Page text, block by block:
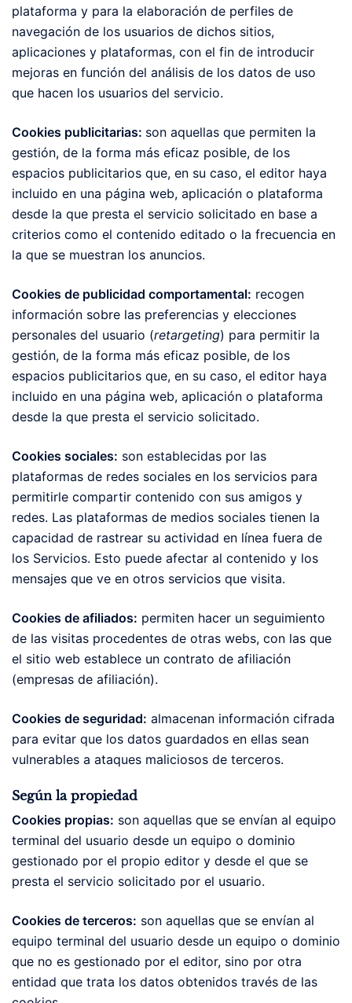
plataforma y para la elaboración de perfiles de
navegación de los usuarios de dichos sitios,
aplicaciones y plataformas, con el fin de introducir
mejoras en función del análisis de los datos de uso
que hacen los usuarios del servicio.
Cookies publicitarias: son aquellas que permiten la
gestión, de la forma más eficaz posible, de los
espacios publicitarios que, en su caso, el editor haya
incluido en una página web, aplicación o plataforma
desde la que presta el servicio solicitado en base a
criterios como el contenido editado o la frecuencia en
la que se muestran los anuncios.
Cookies de publicidad comportamental: recogen
información sobre las preferencias y elecciones
personales del usuario (retargeting) para permitir la
gestión, de la forma más eficaz posible, de los
espacios publicitarios que, en su caso, el editor haya
incluido en una página web, aplicación o plataforma
desde la que presta el servicio solicitado.
Cookies sociales: son establecidas por las
plataformas de redes sociales en los servicios para
permitirle compartir contenido con sus amigos y
redes. Las plataformas de medios sociales tienen la
capacidad de rastrear su actividad en línea fuera de
los Servicios. Esto puede afectar al contenido y los
mensajes que ve en otros servicios que visita.
Cookies de afiliados: permiten hacer un seguimiento
de las visitas procedentes de otras webs, con las que
el sitio web establece un contrato de afiliación
(empresas de afiliación).
Cookies de seguridad: almacenan información cifrada
para evitar que los datos guardados en ellas sean
vulnerables a ataques maliciosos de terceros.
Según la propiedad
Cookies propias: son aquellas que se envían al equipo
terminal del usuario desde un equipo o dominio
gestionado por el propio editor y desde el que se
presta el servicio solicitado por el usuario.
Cookies de terceros: son aquellas que se envían al
equipo terminal del usuario desde un equipo o dominio
que no es gestionado por el editor, sino por otra
entidad que trata los datos obtenidos través de las